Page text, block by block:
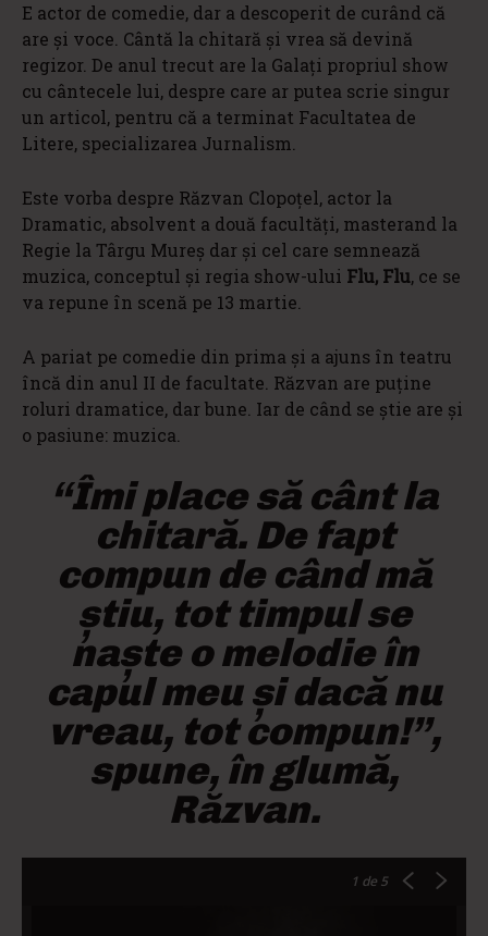
E actor de comedie, dar a descoperit de curând că
are şi voce. Cântă la chitară şi vrea să devină
regizor. De anul trecut are la Galaţi propriul show
cu cântecele lui, despre care ar putea scrie singur
un articol, pentru că a terminat Facultatea de
Litere, specializarea Jurnalism.
Este vorba despre Răzvan Clopoţel, actor la
Dramatic, absolvent a două facultăţi, masterand la
Regie la Târgu Mureş dar şi cel care semnează
muzica, conceptul şi regia show-ului Flu, Flu, ce se
va repune în scenă pe 13 martie.
A pariat pe comedie din prima şi a ajuns în teatru
încă din anul II de facultate. Răzvan are puţine
roluri dramatice, dar bune. Iar de când se ştie are şi
o pasiune: muzica.
“Îmi place să cânt la
chitară. De fapt
compun de când mă
ştiu, tot timpul se
naşte o melodie în
capul meu şi dacă nu
vreau, tot compun!”,
spune, în glumă,
Răzvan.
1 de 5